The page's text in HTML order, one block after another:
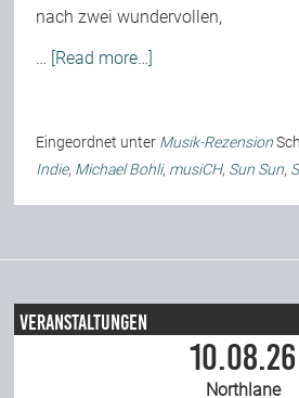
nach zwei wundervollen,
… [Read more…]
Eingeordnet unter Musik-Rezension
Indie, Michael Bohli, musiCH, Sun Sun,
Veranstaltungen
10.08.26
Northlane